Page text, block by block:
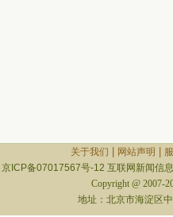
关于我们 网站声明
京ICP备07017567号-12 互联网新闻信
Copyright @ 2007-
地址：北京市海淀区